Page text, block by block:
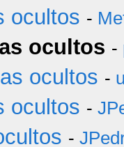
ocultos -
ocultos -
ocultos -
ocultos -
-